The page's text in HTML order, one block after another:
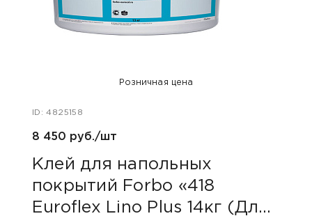
Розничная цена
ID: 4825158
8 450 руб./шт
Клей для напольных
покрытий Forbo «418
Euroflex Lino Plus 14кг (Для